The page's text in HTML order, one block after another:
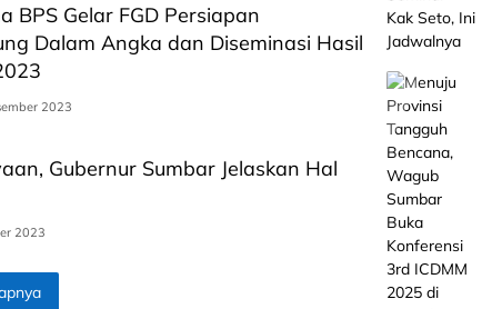
BPS Gelar FGD Persiapan
Dalam Angka dan Diseminasi Hasil
2023
Gubernur Sumbar Jelaskan Hal
2023